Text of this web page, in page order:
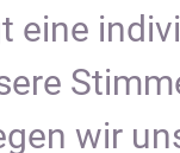
eine
wir